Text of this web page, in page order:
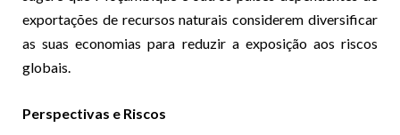
exportações de recursos naturais considerem diversificar
as suas economias para reduzir a exposição aos riscos
globais.
Perspectivas e Riscos